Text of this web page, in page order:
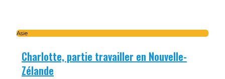
Asie
Charlotte, partie travailler en Nouvelle-
Zélande